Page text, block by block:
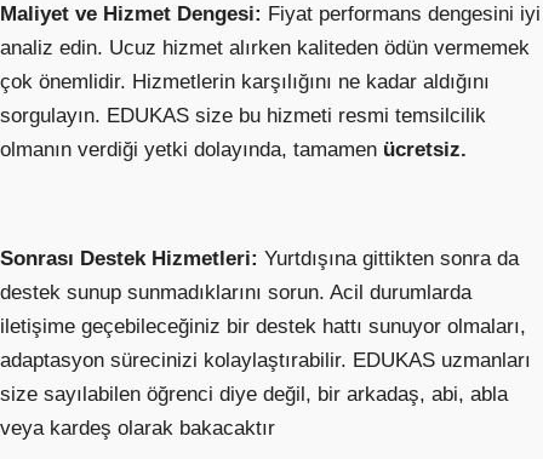
Maliyet ve Hizmet Dengesi: Fiyat performans dengesini iyi
analiz edin. Ucuz hizmet alırken kaliteden ödün vermemek
çok önemlidir. Hizmetlerin karşılığını ne kadar aldığını
sorgulayın. EDUKAS size bu hizmeti resmi temsilcilik
olmanın verdiği yetki dolayında, tamamen ücretsiz.
Sonrası Destek Hizmetleri: Yurtdışına gittikten sonra da
destek sunup sunmadıklarını sorun. Acil durumlarda
iletişime geçebileceğiniz bir destek hattı sunuyor olmaları,
adaptasyon sürecinizi kolaylaştırabilir. EDUKAS uzmanları
size sayılabilen öğrenci diye değil, bir arkadaş, abi, abla
veya kardeş olarak bakacaktır